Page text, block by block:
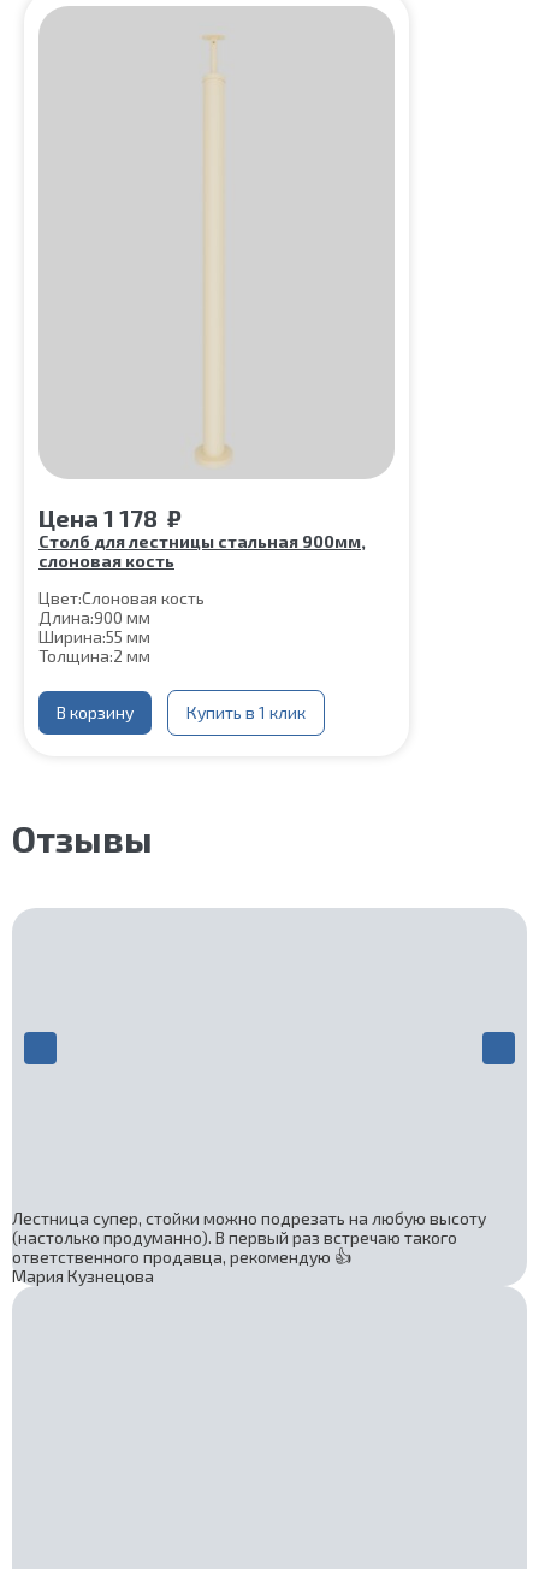
Цена 1 178 ₽
Столб для лестницы стальная 900мм,
слоновая кость
Цвет:Слоновая кость
Длина:900 мм
Ширина:55 мм
Толщина:2 мм
В корзину Купить в 1 клик
Отзывы
Лестница супер, стойки можно подрезать на любую высоту
(настолько продуманно). В первый раз встречаю такого
ответственного продавца, рекомендую 👍
Мария Кузнецова